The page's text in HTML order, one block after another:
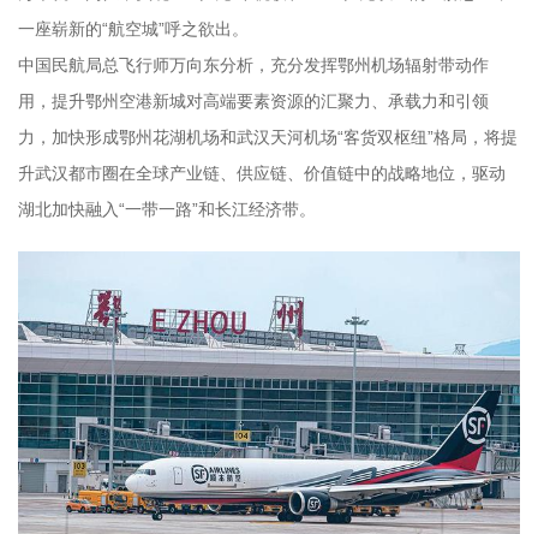
一座崭新的“航空城”呼之欲出。
中国民航局总飞行师万向东分析，充分发挥鄂州机场辐射带动作
用，提升鄂州空港新城对高端要素资源的汇聚力、承载力和引领
力，加快形成鄂州花湖机场和武汉天河机场“客货双枢纽”格局，将提
升武汉都市圈在全球产业链、供应链、价值链中的战略地位，驱动
湖北加快融入“一带一路”和长江经济带。